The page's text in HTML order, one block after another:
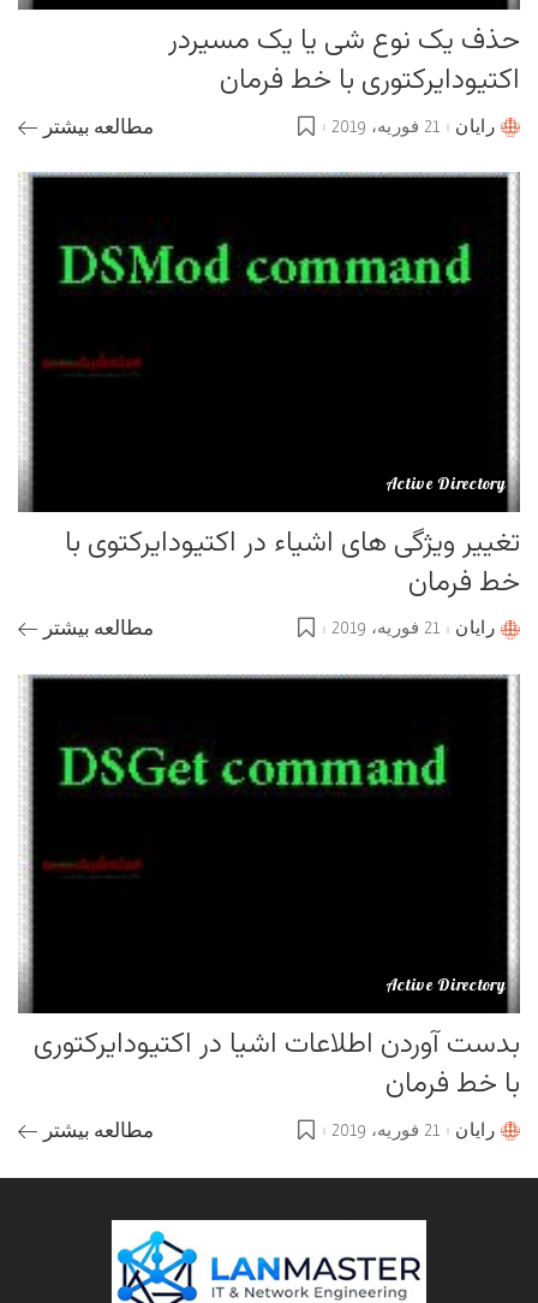
حذف یک نوع شی یا یک مسیردر
اکتیودایرکتوری با خط فرمان
Postedرایان 21 فوریه، 2019 مطالعه بیشتر
Active Directory
تغییر ویژگی های اشیاء در اکتیودایرکتوی با
خط فرمان
Postedرایان 21 فوریه، 2019 مطالعه بیشتر
Active Directory
بدست آوردن اطلاعات اشیا در اکتیودایرکتوری
با خط فرمان
Postedرایان 21 فوریه، 2019 مطالعه بیشتر